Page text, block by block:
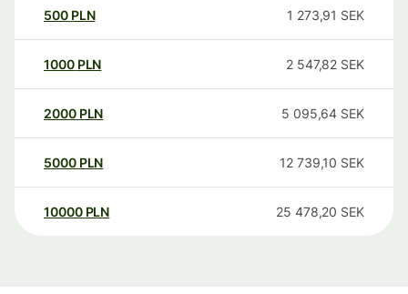
500 PLN 1 273,91 SEK
1000 PLN 2 547,82 SEK
2000 PLN 5 095,64 SEK
5000 PLN 12 739,10 SEK
10000 PLN 25 478,20 SEK